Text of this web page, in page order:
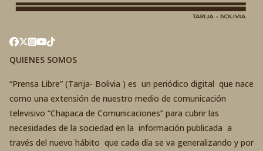
QUIENES SOMOS
“Prensa Libre” (Tarija- Bolivia ) es un periódico digital que nace
como una extensión de nuestro medio de comunicación
televisivo “Chapaca de Comunicaciones” para cubrir las
necesidades de la sociedad en la información publicada a
través del nuevo hábito que cada día se va generalizando y por